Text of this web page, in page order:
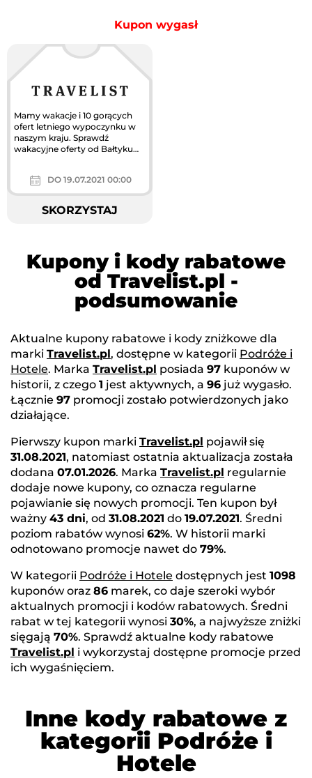
Kupon wygasł
Mamy wakacje i 10 gorących
ofert letniego wypoczynku w
naszym kraju. Sprawdź
wakacyjne oferty od Bałtyku
DO 19.07.2021 00:00
SKORZYSTAJ
Kupony i kody rabatowe
od Travelist.pl -
podsumowanie
Aktualne kupony rabatowe i kody zniżkowe dla
marki Travelist.pl, dostępne w kategorii Podróże i
Hotele. Marka Travelist.pl posiada 97 kuponów w
historii, z czego 1 jest aktywnych, a 96 już wygasło.
Łącznie 97 promocji zostało potwierdzonych jako
działające.
Pierwszy kupon marki Travelist.pl pojawił się
31.08.2021, natomiast ostatnia aktualizacja została
dodana 07.01.2026. Marka Travelist.pl regularnie
dodaje nowe kupony, co oznacza regularne
pojawianie się nowych promocji. Ten kupon był
ważny 43 dni, od 31.08.2021 do 19.07.2021. Średni
poziom rabatów wynosi 62%. W historii marki
odnotowano promocje nawet do 79%.
W kategorii Podróże i Hotele dostępnych jest 1098
kuponów oraz 86 marek, co daje szeroki wybór
aktualnych promocji i kodów rabatowych. Średni
rabat w tej kategorii wynosi 30%, a najwyższe zniżki
sięgają 70%. Sprawdź aktualne kody rabatowe
Travelist.pl i wykorzystaj dostępne promocje przed
ich wygaśnięciem.
Inne kody rabatowe z
kategorii Podróże i
Hotele